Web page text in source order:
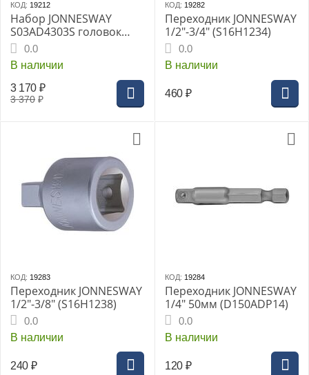
КОД: 19212
Набор JONNESWAY
S03AD4303S головок
ударных 1/2" 17-21 мм -
3 предмета
0.0
В наличии
3 370 ₽
3 170 ₽
КОД: 19282
Переходник JONNESWAY
1/2"-3/4" (S16H1234)
0.0
В наличии
460 ₽
КОД: 19283
Переходник JONNESWAY
1/2"-3/8" (S16H1238)
0.0
В наличии
240 ₽
КОД: 19284
Переходник JONNESWAY
1/4" 50мм (D150ADP14)
0.0
В наличии
120 ₽